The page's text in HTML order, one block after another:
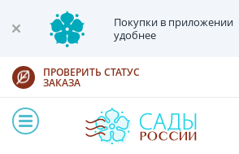
Покупки в приложении
удобнее
ПРОВЕРИТЬ СТАТУС
ЗАКАЗА